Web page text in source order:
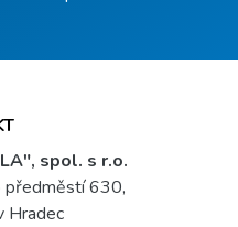
spol. s r.o.
předměstí 630,
Hradec